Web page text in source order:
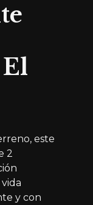
este
2
y con